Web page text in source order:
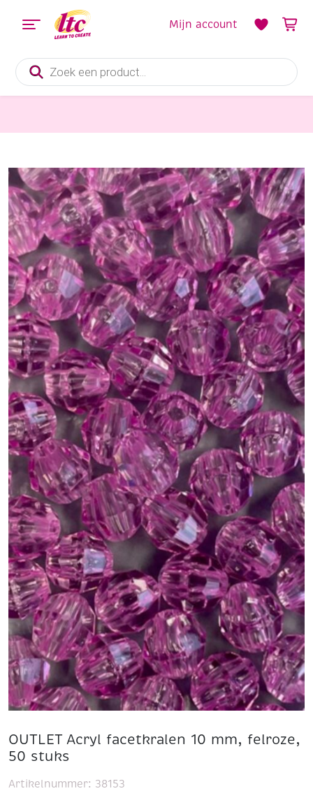
Producten
zoeken
Mijn account
OUTLET Acryl facetkralen 10 mm, felroze,
50 stuks
Artikelnummer: 38153